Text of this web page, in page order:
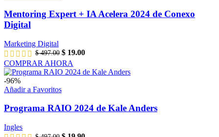
Mentoring Expert + IA Acelera 2024 de Conexo
Digital
Marketing Digital
$497.00 El
precio
original
era:
$ 497.00.
$ 19.00El
actual
es:
COMPRAR AHORA
-96%
Añadir a Favoritos
Programa RAIO 2024 de Kale Anders
Ingles